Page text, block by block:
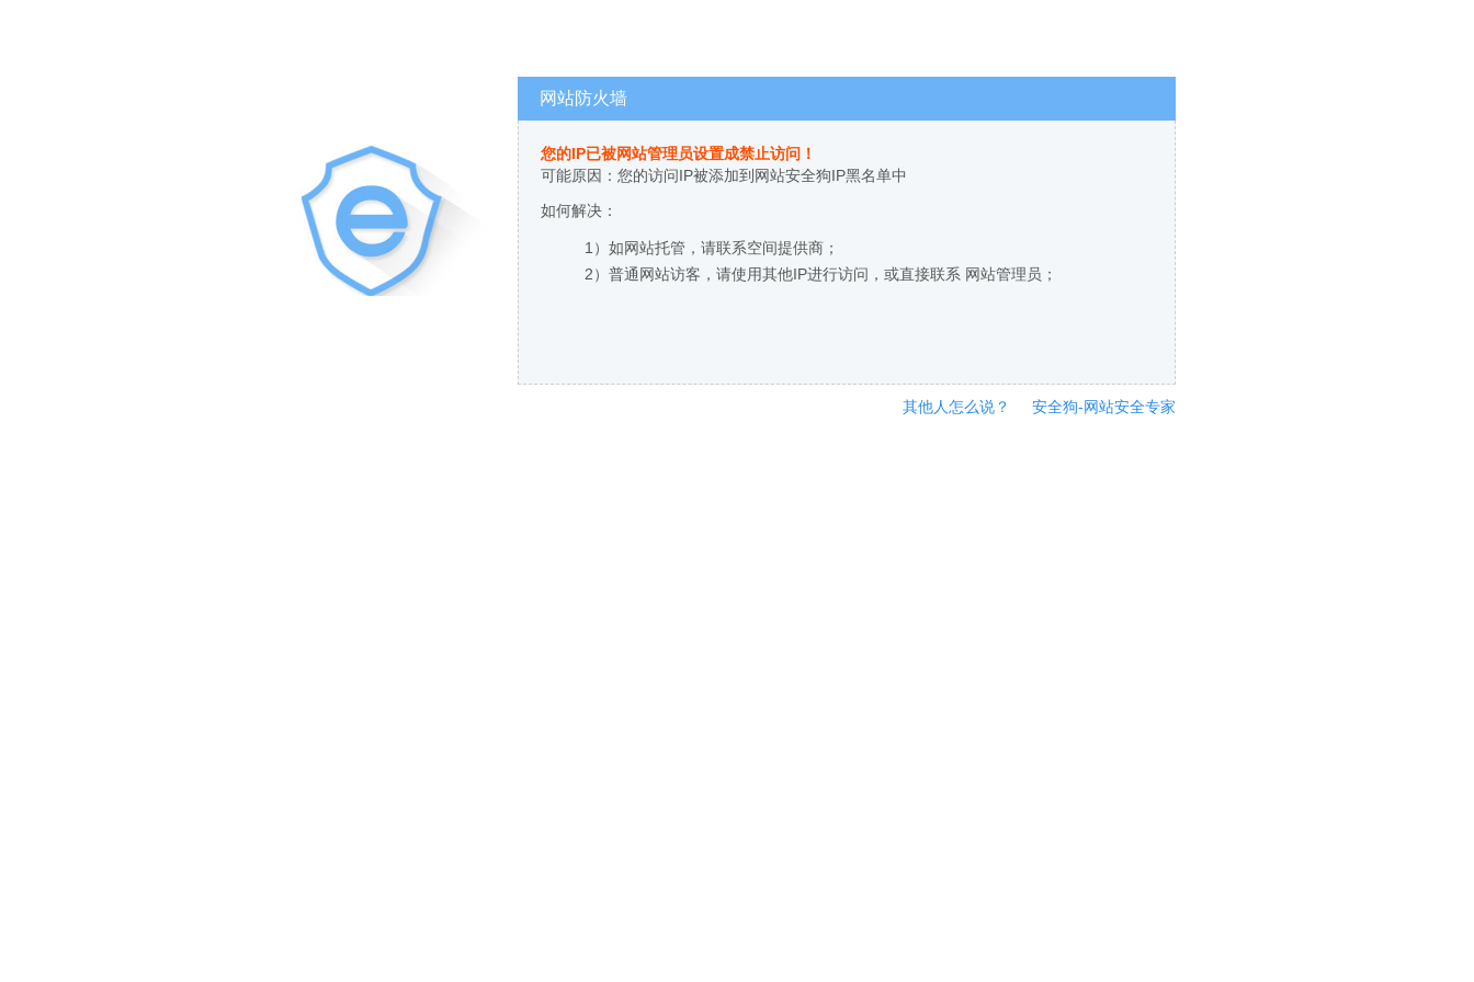
网站防火墙
您的IP已被网站管理员设置成禁止访问！
可能原因：您的访问IP被添加到网站安全狗IP黑名单中
如何解决：
1）如网站托管，请联系空间提供商；
2）普通网站访客，请使用其他IP进行访问，或直接联系 网站管理员；
其他人怎么说？ 安全狗-网站安全专家